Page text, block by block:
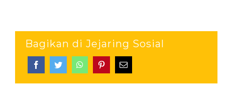
Bagikan di Jejaring Sosial